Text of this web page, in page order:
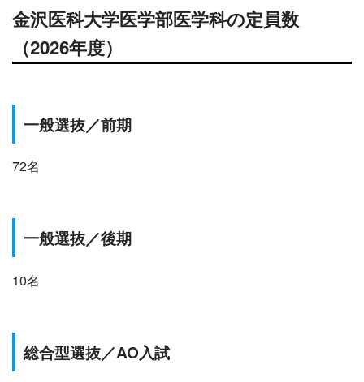
金沢医科大学医学部医学科の定員数
（2026年度）
一般選抜／前期
72名
一般選抜／後期
10名
総合型選抜／AO入試